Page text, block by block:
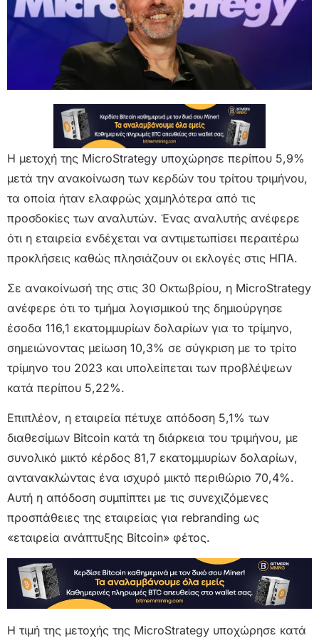
Η μετοχή της MicroStrategy υποχώρησε περίπου 5,9%
μετά την ανακοίνωση των κερδών του τρίτου τριμήνου,
τα οποία ήταν ελαφρώς χαμηλότερα από τις
προσδοκίες των αναλυτών. Ένας αναλυτής ανέφερε
ότι η εταιρεία ενδέχεται να αντιμετωπίσει περαιτέρω
προκλήσεις καθώς πλησιάζουν οι εκλογές στις ΗΠΑ.
Σε ανακοίνωσή της στις 30 Οκτωβρίου, η MicroStrategy
ανέφερε ότι το τμήμα λογισμικού της δημιούργησε
έσοδα 116,1 εκατομμυρίων δολαρίων για το τρίμηνο,
σημειώνοντας μείωση 10,3% σε σύγκριση με το τρίτο
τρίμηνο του 2023 και υπολείπεται των προβλέψεων
κατά περίπου 5,22%.
Επιπλέον, η εταιρεία πέτυχε απόδοση 5,1% των
διαθεσίμων Bitcoin κατά τη διάρκεια του τριμήνου, με
συνολικό μικτό κέρδος 81,7 εκατομμυρίων δολαρίων,
αντανακλώντας ένα ισχυρό μικτό περιθώριο 70,4%.
Αυτή η απόδοση συμπίπτει με τις συνεχιζόμενες
προσπάθειες της εταιρείας για rebranding ως
«εταιρεία ανάπτυξης Bitcoin» φέτος.
Η τιμή της μετοχής της MicroStrategy υποχώρησε κατά